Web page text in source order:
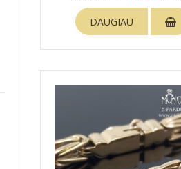
DAUGIAU